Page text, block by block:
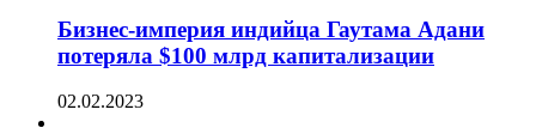
Бизнес-империя индийца Гаутама Адани
потеряла $100 млрд капитализации
02.02.2023